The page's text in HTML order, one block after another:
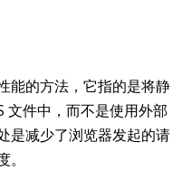
能的方法，它指的是将静
文件中，而不是使用外部
是减少了浏览器发起的请